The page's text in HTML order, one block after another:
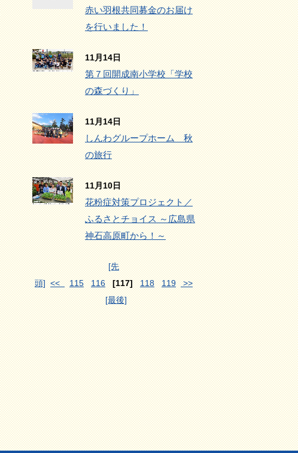
赤い羽根共同募金のお届け
を行いました！
11月14日
第７回開成南小学校「学校
の森づくり」
11月14日
しんわグループホーム 秋
の旅行
11月10日
花粉症対策プロジェクト／
ふるさとチョイス ～広島県
神石高原町から！～
[先
頭] << 115 116 [117] 118 119
>>
[最後]